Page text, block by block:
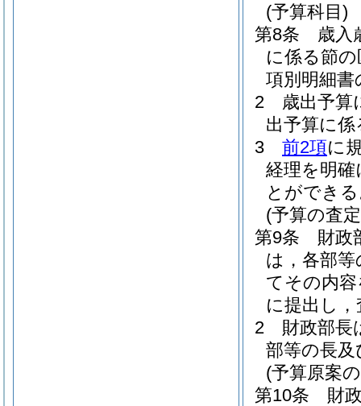
(予算科目)
第8条
歳入
に係る節
項別明細
2
歳出予算
出予算に
3
前2項に
経理を明
とができ
(予算の査
第9条
財政
は，各部
てその内
に提出し
2
財政部長
部等の長
(予算原案
第10条
財